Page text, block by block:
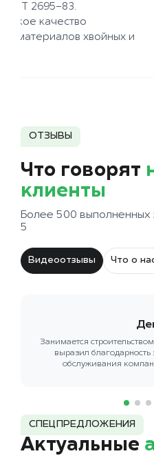
2695-83.
качество
хвойных и
ОТЗЫВЫ
Что говорят
клиенты
Более 500 выполненных
5
Видеоотзывы Что о
Занимается
выразил благодарность
обслуживания
СПЕЦПРЕДЛОЖЕНИЯ
Актуальные